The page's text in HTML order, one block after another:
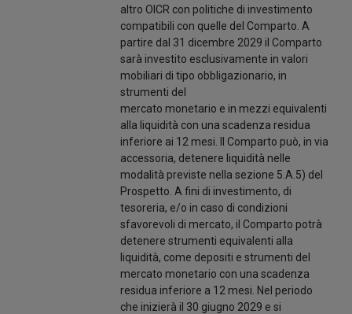
altro OICR con politiche di investimento
compatibili con quelle del Comparto. A
partire dal 31 dicembre 2029 il Comparto
sarà investito esclusivamente in valori
mobiliari di tipo obbligazionario, in
strumenti del
mercato monetario e in mezzi equivalenti
alla liquidità con una scadenza residua
inferiore ai 12 mesi. Il Comparto può, in via
accessoria, detenere liquidità nelle
modalità previste nella sezione 5.A.5) del
Prospetto. A fini di investimento, di
tesoreria, e/o in caso di condizioni
sfavorevoli di mercato, il Comparto potrà
detenere strumenti equivalenti alla
liquidità, come depositi e strumenti del
mercato monetario con una scadenza
residua inferiore a 12 mesi. Nel periodo
che inizierà il 30 giugno 2029 e si